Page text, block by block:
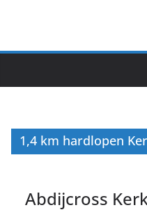
1,4 km hardlopen
Abdijcross